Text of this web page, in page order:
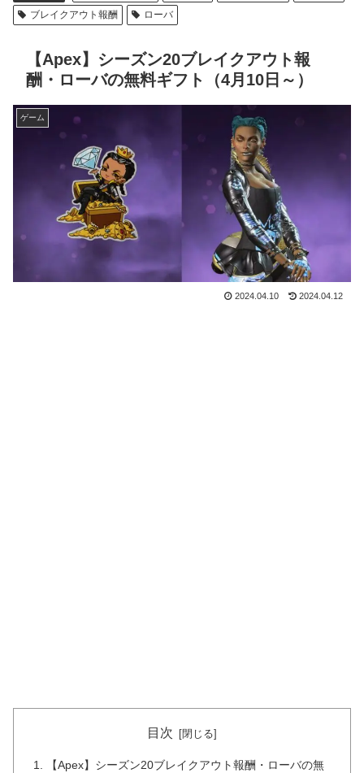
ブレイクアウト報酬
ローバ
【Apex】シーズン20ブレイクアウト報
酬・ローバの無料ギフト（4月10日～）
ゲーム
2024.04.10 2024.04.12
目次
【Apex】シーズン20ブレイクアウト報酬・ローバの無